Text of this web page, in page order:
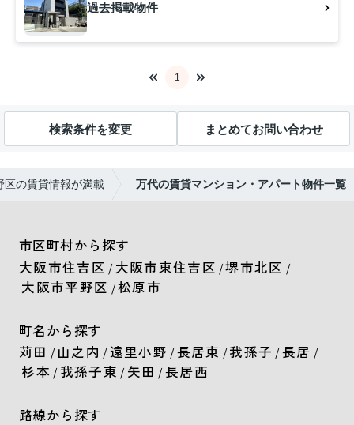
過去掲載物件
1
検索条件を変更 まとめてお問い合わせ
区の賃貸情報が満載 万代の賃貸マンション・アパート物件一覧
市区町村から探す
大阪市住吉区 / 大阪市東住吉区 /堺市北区 /
大阪市平野区 /松原市
町名から探す
苅田 / 山之内 / 遠里小野 / 長居東 / 我孫子 / 長居 /
杉本 / 我孫子東 / 矢田 / 長居西
路線から探す